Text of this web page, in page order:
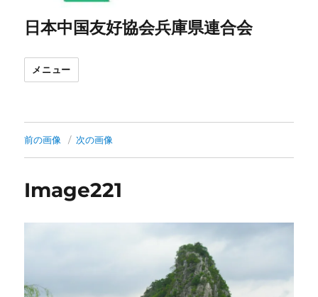
日本中国友好協会兵庫県連合会
メニュー
前の画像 次の画像
Image221